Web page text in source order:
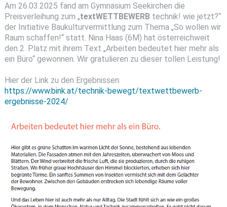
Am 26.03.2025 fand am Gymnasium Seekirchen die
Preisverleihung zum „textWETTBEWERB technik! wie jetzt?“
der Initiative Baukulturvermittlung zum Thema „So wollen wir
Raum schaffen!“ statt. Nina Haas (6M) hat österreichweit
den 2. Platz mit ihrem Text „Arbeiten bedeutet hier mehr als
ein Büro“ gewonnen. Wir gratulieren zu dieser tollen Leistung!
Hier der Link zu den Ergebnissen:
https://www.bink.at/technik-bewegt/textwettbewerb-
ergebnisse-2024/